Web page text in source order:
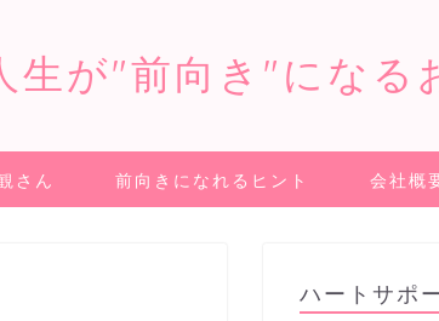
が"前向き"になる
さん 前向きになれるヒント 会社概
ハートサポ